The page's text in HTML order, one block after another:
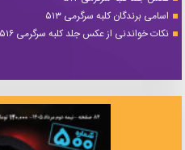
اسامی برندگان کلبه سرگرمی ۵۱۳
نکات خواندنی از عکس جلد کلبه سرگرمی ۵۱۶